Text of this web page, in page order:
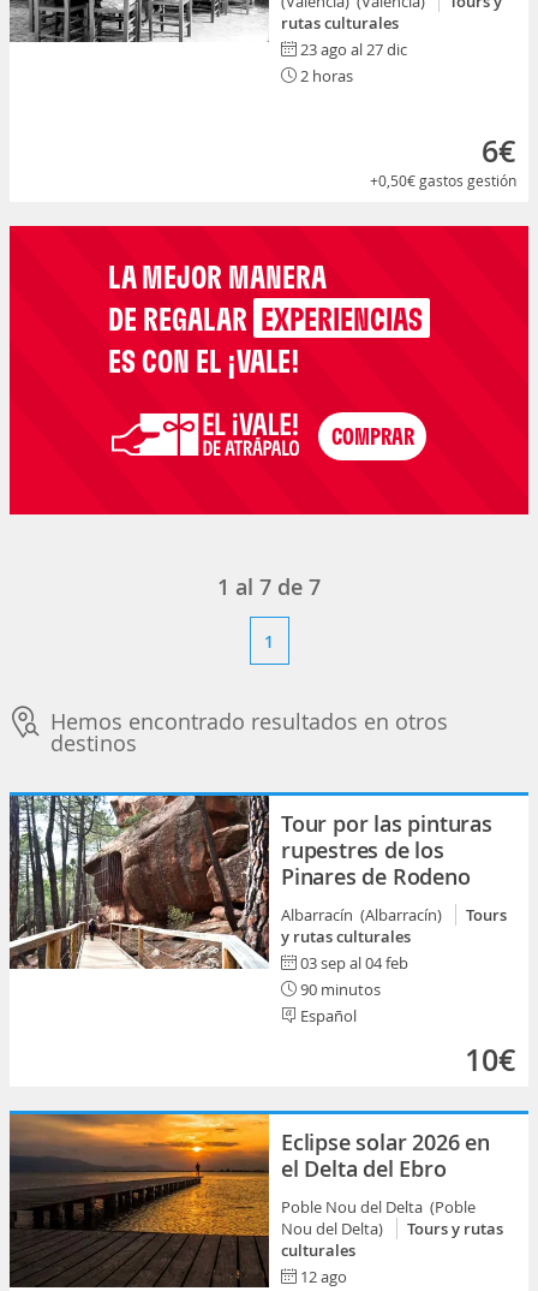
rutas culturales
23 ago al 27 dic
2 horas
6€
+0,50€gastos gestión
LA MEJOR MANERA
DE REGALAR EXPERIENCIAS
ES CON EL ¡VALE!
1 al 7 de 7
1
Hemos encontrado resultados en otros
destinos
Tour por las pinturas
rupestres de los
Pinares de Rodeno
Albarracín (Albarracín)
Tours
y rutas culturales
03 sep al 04 feb
90 minutos
Español
10€
Eclipse solar 2026 en
el Delta del Ebro
Poble Nou del Delta (Poble
Nou del Delta)
Tours y rutas
culturales
12 ago